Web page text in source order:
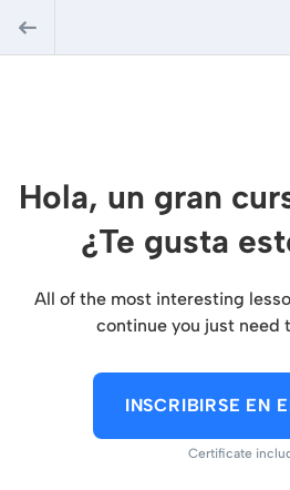
Hola, un gran
¿Te gusta
All of the most interesting
continue you just need
INSCRIBIRSE EN
Certificate